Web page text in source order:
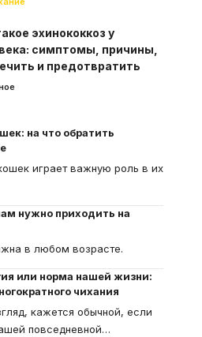
эхинококкоз у
симптомы, причины,
и предотвратить
на что обратить
играет важную роль в их
нужно приходить на
в любом возрасте.
или норма нашей жизни:
чихания
кажется обычной, если
повседневной…